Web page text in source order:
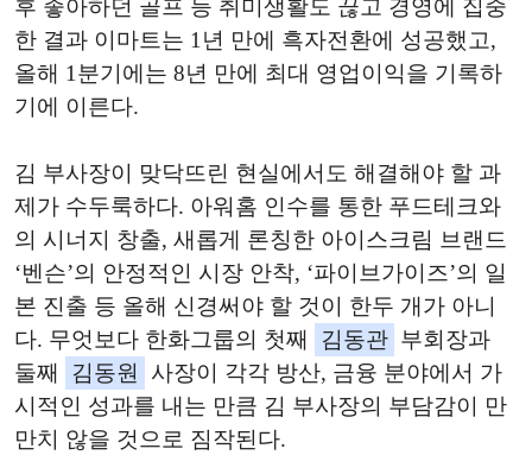
후 좋아하던 골프 등 취미생활도 끊고 경영에 집중
한 결과 이마트는 1년 만에 흑자전환에 성공했고,
올해 1분기에는 8년 만에 최대 영업이익을 기록하
기에 이른다.
김 부사장이 맞닥뜨린 현실에서도 해결해야 할 과
제가 수두룩하다. 아워홈 인수를 통한 푸드테크와
의 시너지 창출, 새롭게 론칭한 아이스크림 브랜드
‘벤슨’의 안정적인 시장 안착, ‘파이브가이즈’의 일
본 진출 등 올해 신경써야 할 것이 한두 개가 아니
다. 무엇보다 한화그룹의 첫째
김동관 부회장과
둘째
김동원
사장이 각각 방산, 금융 분야에서 가
시적인 성과를 내는 만큼 김 부사장의 부담감이 만
만치 않을 것으로 짐작된다.